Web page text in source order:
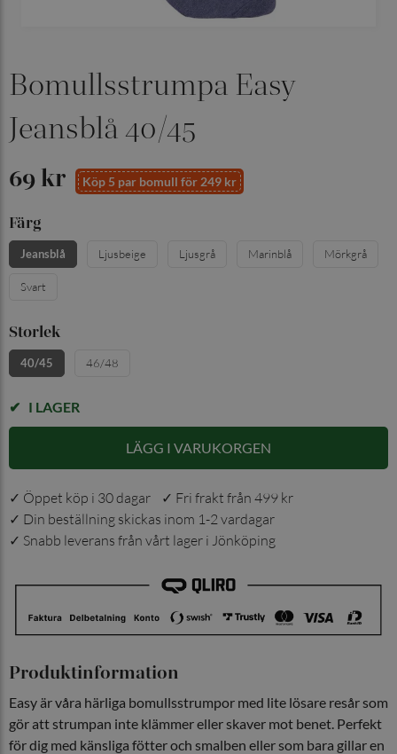
Bomullsstrumpa Easy
Jeansblå 40/45
69 kr Köp 5 par bomull för 249 kr
Färg
Jeansblå Ljusbeige Ljusgrå Marinblå Mörkgrå
Svart
Storlek
40/45 46/48
I LAGER
LÄGG I VARUKORGEN
✓ Öppet köp i 30 dagar ✓ Fri frakt från 499 kr
✓ Din beställning skickas inom 1-2 vardagar
✓ Snabb leverans från vårt lager i Jönköping
Produktinformation
Easy är våra härliga bomullsstrumpor med lite lösare resår som
gör att strumpan inte klämmer eller skaver mot benet. Perfekt
för dig med känsliga fötter och smalben eller som bara gillar en